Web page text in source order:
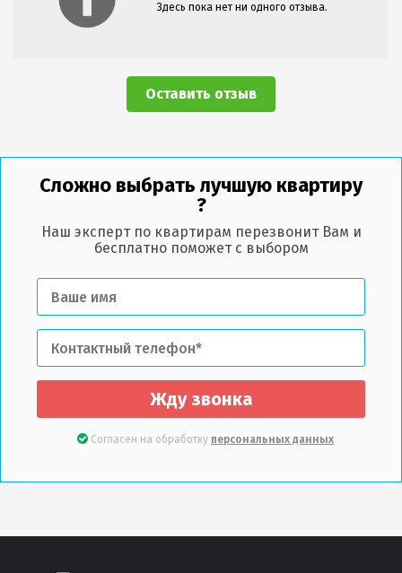
Здесь пока нет ни одного отзыва.
Оставить отзыв
Сложно выбрать лучшую квартиру
?
Наш эксперт по квартирам перезвонит Вам и
бесплатно поможет с выбором
Жду звонка
Согласен на обработку персональных данных